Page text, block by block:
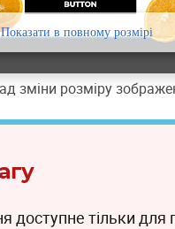
зміни розміру
доступне тільки